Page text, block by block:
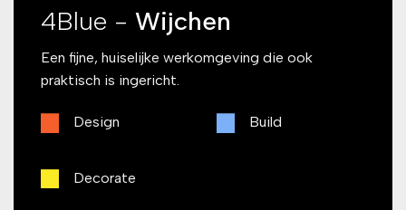
4Blue - Wijchen
Een fijne, huiselijke werkomgeving die ook
praktisch is ingericht.
Design Build
Decorate